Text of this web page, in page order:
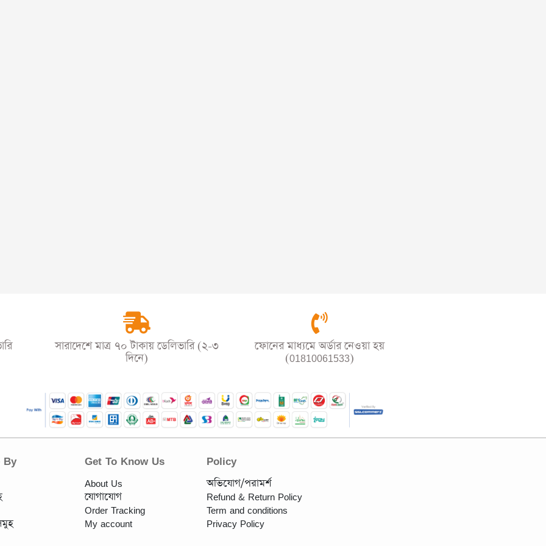
সারাদেশে মাত্র ৭০ টাকায় ডেলিভারি (২-৩
দিনে)
ফোনের মাধ্যমে অর্ডার নেওয়া হয়
(01810061533)
By Get To Know Us
About Us
যোগাযোগ
Order Tracking
My account
Policy
অভিযোগ/পরামর্শ
Refund & Return Policy
Term and conditions
Privacy Policy